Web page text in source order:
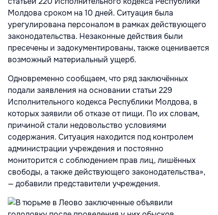
Молдова сроком на 10 дней. Ситуация была
урегулирована персоналом в рамках действующего
законодательства. Незаконные действия были
пресечены и задокументированы, также оценивается
возможный материальный ущерб.
Одновременно сообщаем, что ряд заключённых
подали заявления на основании статьи 229
Исполнительного кодекса Республики Молдова, в
которых заявили об отказе от пищи. По их словам,
причиной стали недовольство условиями
содержания. Ситуация находится под контролем
администрации учреждения и постоянно
мониторится с соблюдением прав лиц, лишённых
свободы, а также действующего законодательства»,
— добавили представители учреждения.